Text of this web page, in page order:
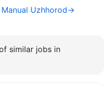
Manual Uzhhorod→
similar jobs in